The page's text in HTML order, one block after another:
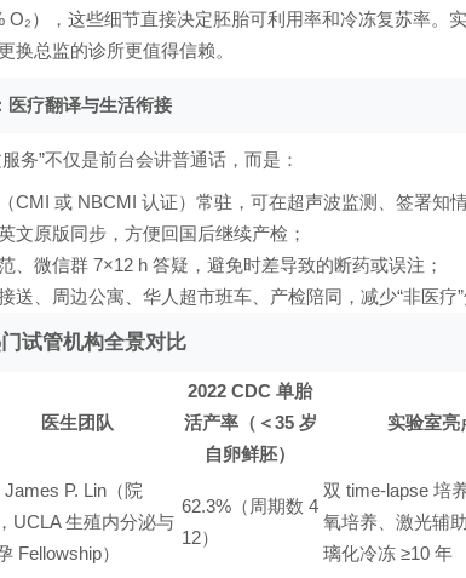
O₂），这些细节直接决定胚胎可利用率和冷冻复苏率。
换总监的诊所更值得信赖。
医疗翻译与生活衔接
务”不仅是前台会讲普通话，而是：
CMI 或 NBCMI 认证）常驻，可在超声波监测、签署知
文原版同步，方便回国后继续产检；
、微信群 7×12 h 答疑，避免时差导致的断药或误注；
送、周边公寓、华人超市班车、产检陪同，减少“非医疗”
试管机构全景对比
医生团队
2022 CDC 单胎
活产率（＜35 岁
自卵鲜胚）
实验室亮
James P. Lin（院
UCLA 生殖内分泌与
Fellowship）
62.3%（周期数 4
12）
双 time-lapse 培
氧培养、激光辅
璃化冷冻 ≥10 年